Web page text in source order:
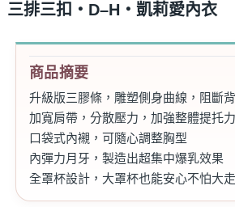
三排三扣‧D–H‧凱莉愛內衣
商品摘要
升級版三膠條，雕塑側身曲線，阻斷
加寬肩帶，分散壓力，加強整體提托力
口袋式內襯，可隨心調整胸型
內彈力月牙，製造出超集中爆乳效果
全罩杯設計，大罩杯也能安心不怕大
高背片美背設計，正面、背面都美得